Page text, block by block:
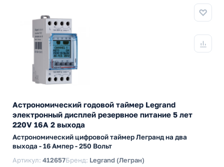
Астрономический годовой таймер Legrand
электронный дисплей резервное питание 5 лет
220V 16А 2 выхода
Астрономический цифровой таймер Легранд на два
выхода - 16 Ампер - 250 Вольт
Артикул: 412657Бренд: Legrand (Легран)